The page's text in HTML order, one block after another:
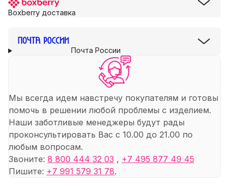
Boxberry доставка
Почта России
Мы всегда идем навстречу покупателям и готовы
помочь в решении любой проблемы с изделием.
Наши заботливые менеджеры будут рады
проконсультировать Вас с 10.00 до 21.00 по
любым вопросам.
Звоните: 8 800 444 32 03 , +7 495 877 49 45
Пишите: +7 991 579 31 78.